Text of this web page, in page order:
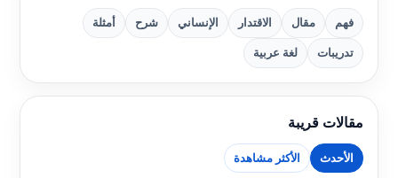
فهم مقال الاقتدار الإنساني شرح أمثلة
تدريبات لغة عربية
مقالات قريبة
الأحدث الأكثر مشاهدة